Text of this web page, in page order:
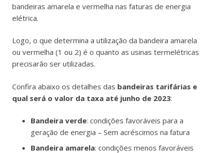
bandeiras amarela e vermelha nas faturas de energia
elétrica.
Logo, o que determina a utilização da bandeira amarela
ou vermelha (1 ou 2) é o quanto as usinas termelétricas
precisarão ser utilizadas.
Confira abaixo os detalhes das bandeiras tarifárias e
qual será o valor da taxa até junho de 2023:
Bandeira verde: condições favoráveis para a
geração de energia – Sem acréscimos na fatura
Bandeira amarela: condições menos favoráveis